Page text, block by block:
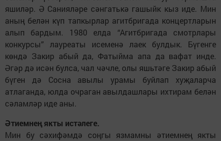
яшиләр. Ә Санияләре сәнгатькә гашыйк кыз иде. Мин
аның белән күп тапкырлар агитбригада концертларын
алып бардым. 1980 елда “Агитбригада смотрлары
конкурсы” лауреаты исеменә лаек булдык. Бүгенге
көндә Закир абый да, Фатыйма апа да вафат инде.
Әгәр дә исән булса, чал чәчле, олы яшьтәге Закир абый
бүген дә Сосна авылы урамы буйлап хуҗаларча
атлаганда, юлда очраган авылдашлары ихтирам белән
сәламләр иде аны.
Әтиемнең якты истәлеге.
Мин бу сәхифәмдә соңгы язмамны әтиемнең якты